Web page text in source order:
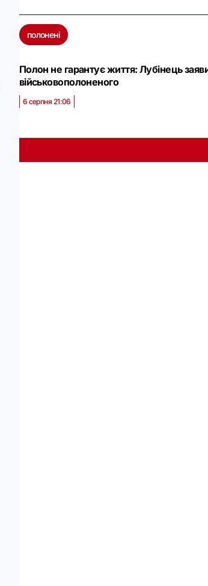
полонені
Полон не гарантує життя: Лубінець
військовополоненого
6 серпня 21:06